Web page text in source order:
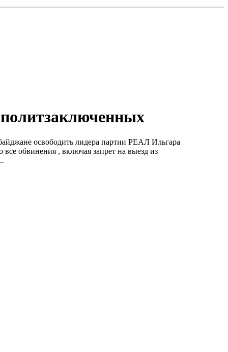
политзаключенных
освободить лидера партии РЕАЛ Ильгара
обвинения , включая запрет на выезд из